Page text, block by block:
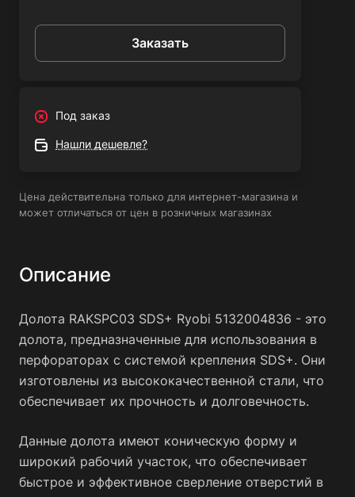
Заказать
Под заказ
Нашли дешевле?
Цена действительна только для интернет-магазина и
может отличаться от цен в розничных магазинах
Описание
Долота RAKSPC03 SDS+ Ryobi 5132004836 - это
долота, предназначенные для использования в
перфораторах с системой крепления SDS+. Они
изготовлены из высококачественной стали, что
обеспечивает их прочность и долговечность.
Данные долота имеют коническую форму и
широкий рабочий участок, что обеспечивает
быстрое и эффективное сверление отверстий в